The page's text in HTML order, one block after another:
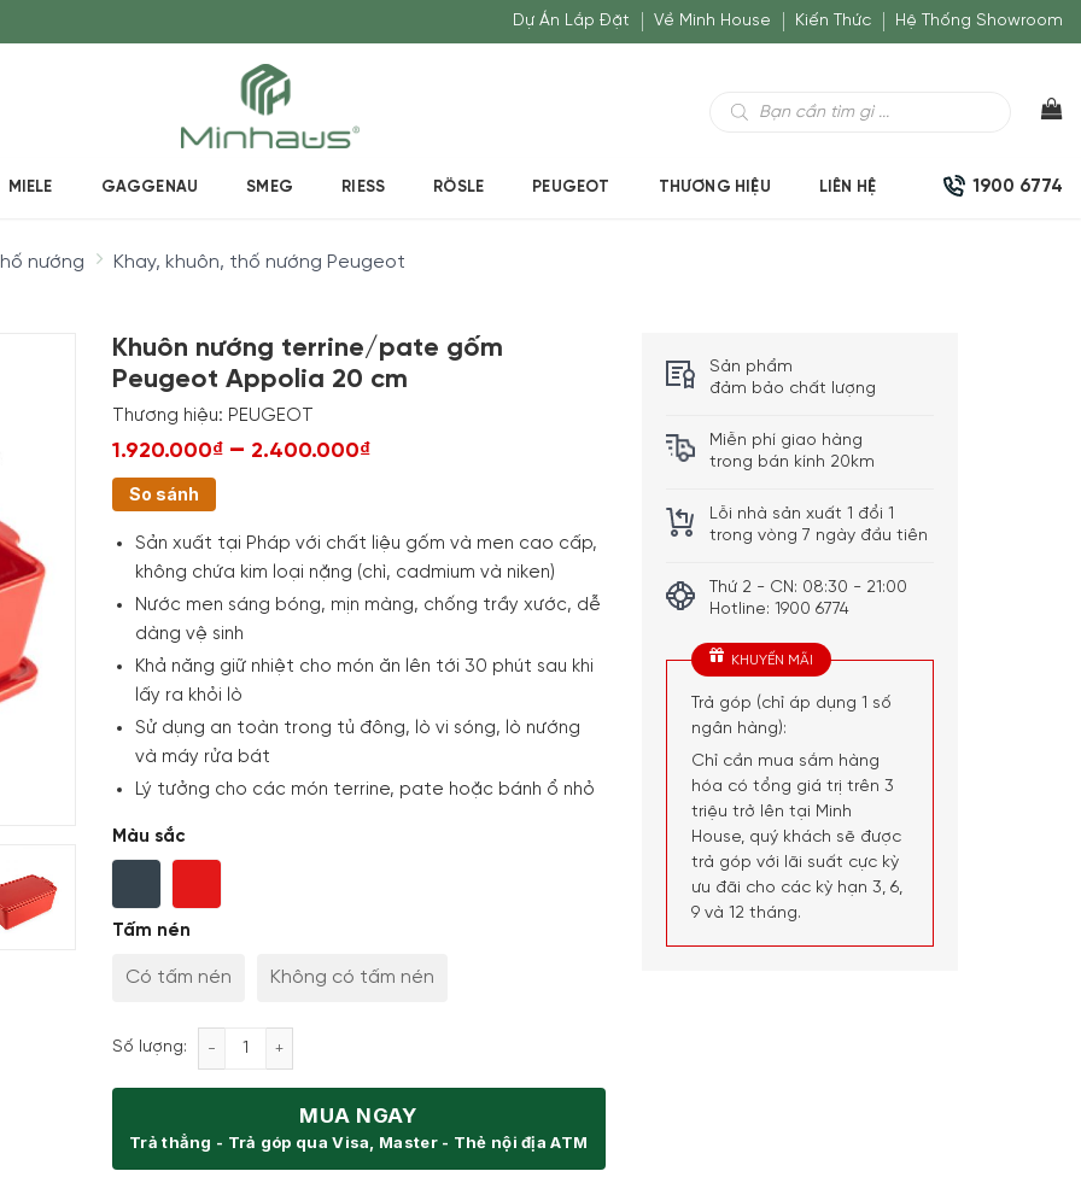
Dự Án Lắp Đặt Về Minh House Kiến Thức Hệ Thống Showroom
kiếm
MIELE GAGGENAU SMEG RIESS RÖSLE PEUGEOT THƯƠNG HIỆU LIÊN HỆ 1900 6774
nướng Khay, khuôn, thố nướng Peugeot
Khuôn nướng terrine/pate gốm
Peugeot Appolia 20 cm
Thương hiệu: PEUGEOT
1.920.000₫– 2.400.000₫
So sánh
Sản xuất tại Pháp với chất liệu gốm và men cao cấp,
không chứa kim loại nặng (chì, cadmium và niken)
Nước men sáng bóng, mịn màng, chống trầy xước, dễ
dàng vệ sinh
Khả năng giữ nhiệt cho món ăn lên tới 30 phút sau khi
lấy ra khỏi lò
Sử dụng an toàn trong tủ đông, lò vi sóng, lò nướng
và máy rửa bát
Lý tưởng cho các món terrine, pate hoặc bánh ổ nhỏ
Màu sắc
Tấm nén
Có tấm nén Không có tấm nén
Số lượng: Khuôn nướng terrine/pate gốm Peugeot Appolia 20 cm số lượng
MUA NGAY
Trả thẳng - Trả góp qua Visa, Master - Thẻ nội địa ATM
Sản phẩm
đảm bảo chất lượng
Miễn phí giao hàng
trong bán kính 20km
Lỗi nhà sản xuất 1 đổi 1
trong vòng 7 ngày đầu tiên
Thứ 2 - CN: 08:30 - 21:00
Hotline: 1900 6774
KHUYẾN MÃI
Trả góp (chỉ áp dụng 1 số
ngân hàng):
Chỉ cần mua sắm hàng
hóa có tổng giá trị trên 3
triệu trở lên tại Minh
House, quý khách sẽ được
trả góp với lãi suất cực kỳ
ưu đãi cho các kỳ hạn 3, 6,
9 và 12 tháng.